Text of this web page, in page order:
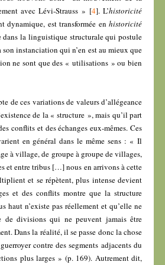
avec Lévi-Strauss » [4]. L’historicité
dynamique, est transformée en historicité
la linguistique structurale qui postule
instanciation qui n’en est au mieux que
ne sont que des « utilisations » ou bien
de ces variations de valeurs d’allégeance
de la « structure », mais qu’il part
conflits et des échanges eux-mêmes. Ces
en général dans le même sens : « Il
à village, de groupe à groupe de villages,
et entre tribus […] nous en arrivons à cette
et se répètent, plus intense devient
et des conflits montre que la structure
haut n’existe pas réellement et qu’elle ne
de divisions qui ne peuvent jamais être
Dans la réalité, il se passe donc la chose
contre des segments adjacents du
plus larges » (p. 169). Autrement dit,